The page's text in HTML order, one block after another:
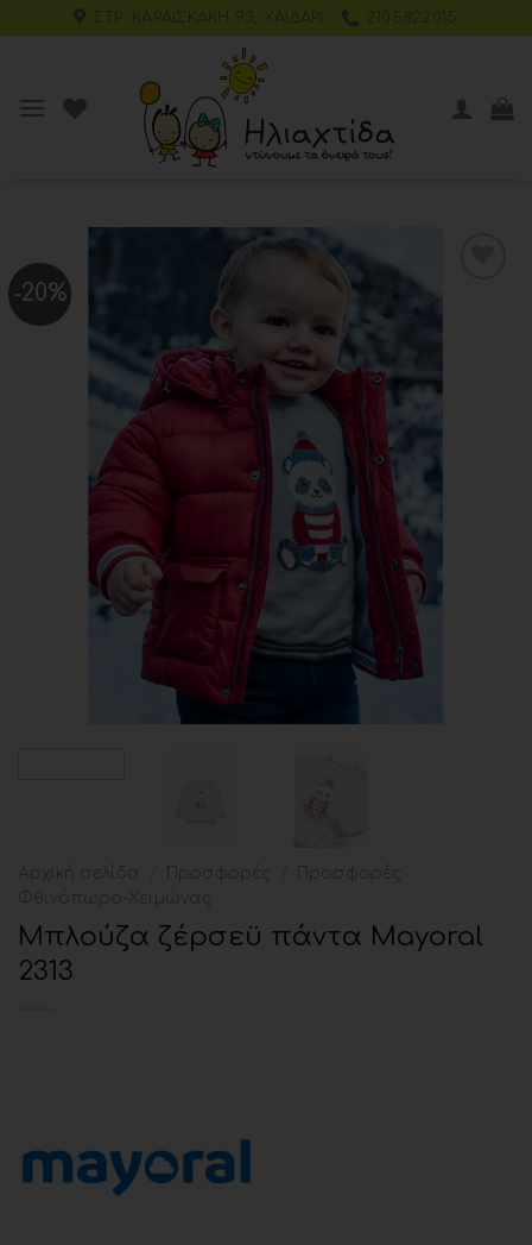
-20%
Μπλούζα ζέρσεϋ πάντα Mayoral
2313